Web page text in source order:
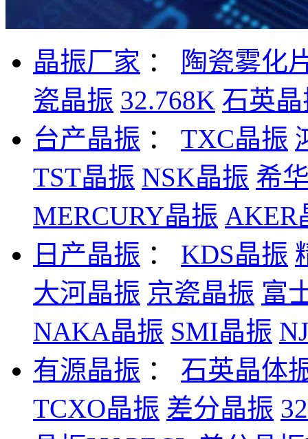
晶振厂家 ：
陶瓷雾化
瓷晶振 32.768K 石英
台产晶振 ： TXC晶振
TST晶振 NSK晶振 希
MERCURY晶振 AKER
日产晶振 ： KDS晶振
大河晶振 京瓷晶振 富
NAKA晶振 SMI晶振
有源晶振 ：
石英晶体
TCXO晶振 差分晶振